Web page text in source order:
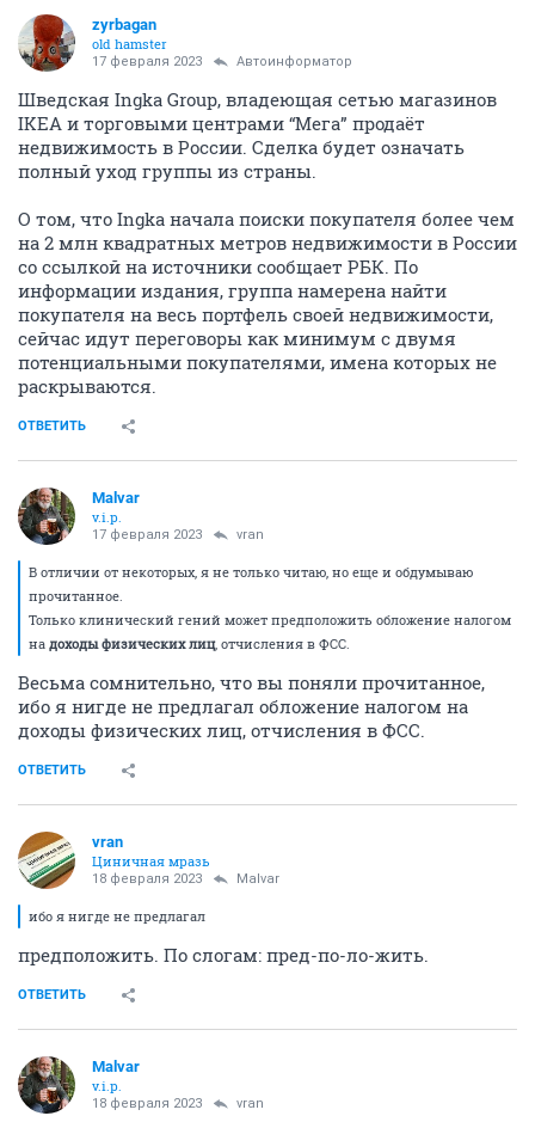
zyrbagan
old hamster
17 февраля 2023 Автоинформатор
Шведская Ingka Group, владеющая сетью магазинов
IKEA и торговыми центрами “Мега” продаёт
недвижимость в России. Сделка будет означать
полный уход группы из страны.
О том, что Ingka начала поиски покупателя более чем
на 2 млн квадратных метров недвижимости в России
со ссылкой на источники сообщает РБК. По
информации издания, группа намерена найти
покупателя на весь портфель своей недвижимости,
сейчас идут переговоры как минимум с двумя
потенциальными покупателями, имена которых не
раскрываются.
ОТВЕТИТЬ
Malvar
v.i.p.
17 февраля 2023 vran
В отличии от некоторых, я не только читаю, но еще и обдумываю
прочитанное.
Только клинический гений может предположить обложение налогом
на доходы физических лиц, отчисления в ФСС.
Весьма сомнительно, что вы поняли прочитанное,
ибо я нигде не предлагал обложение налогом на
доходы физических лиц, отчисления в ФСС.
ОТВЕТИТЬ
vran
Циничная мразь
18 февраля 2023 Malvar
ибо я нигде не предлагал
предположить. По слогам: пред-по-ло-жить.
ОТВЕТИТЬ
Malvar
v.i.p.
18 февраля 2023 vran